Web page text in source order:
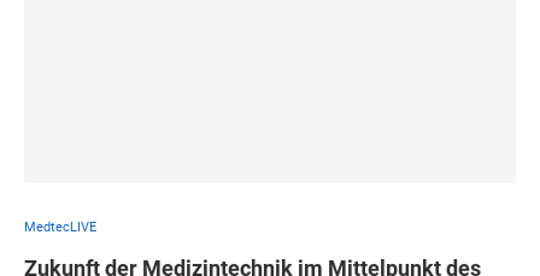
MedtecLIVE
Zukunft der Medizintechnik im Mittelpunkt des